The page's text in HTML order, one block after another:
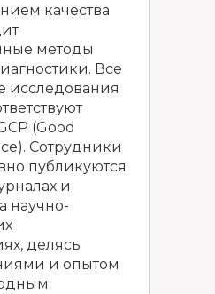
качества
методы
Все
исследования
(Good
Сотрудники
публикуются
и
научно-
делясь
и опытом